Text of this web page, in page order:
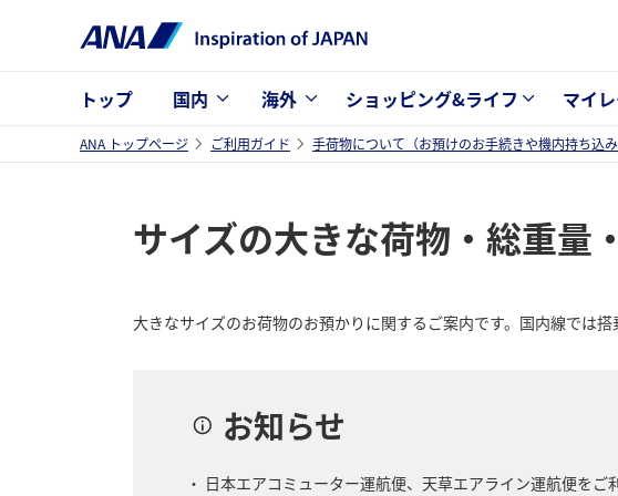
トップ 国内 海外 ショッピング&ライフ マイ
ANA トップページ ご利用ガイド 手荷物について（お預けのお手続きや機内持ち込
サイズの大きな荷物・総重量
大きなサイズのお荷物のお預かりに関するご案内です。国内線では
お知らせ
日本エアコミューター運航便、天草エアライン運航便を